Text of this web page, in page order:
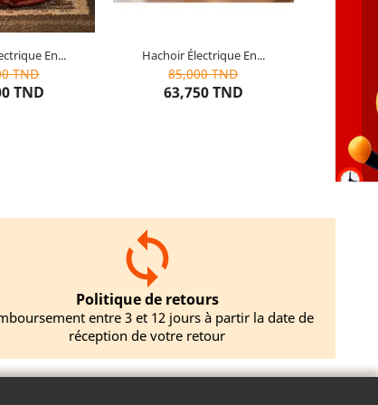
En...
TND
TND
restants Hachoir Électrique En...
85,000 TND
63,750 TND
10articles restants
Politique de retours
entre 3 et 12 jours à partir la date de
réception de votre retour